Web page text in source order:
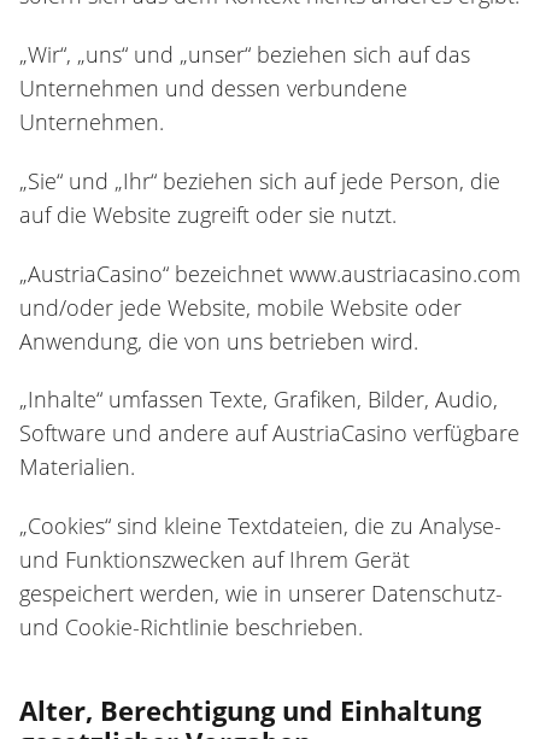
„Wir“, „uns“ und „unser“ beziehen sich auf das
Unternehmen und dessen verbundene
Unternehmen.
„Sie“ und „Ihr“ beziehen sich auf jede Person, die
auf die Website zugreift oder sie nutzt.
„AustriaCasino“ bezeichnet www.austriacasino.com
und/oder jede Website, mobile Website oder
Anwendung, die von uns betrieben wird.
„Inhalte“ umfassen Texte, Grafiken, Bilder, Audio,
Software und andere auf AustriaCasino verfügbare
Materialien.
„Cookies“ sind kleine Textdateien, die zu Analyse-
und Funktionszwecken auf Ihrem Gerät
gespeichert werden, wie in unserer Datenschutz-
und Cookie-Richtlinie beschrieben.
Alter, Berechtigung und Einhaltung